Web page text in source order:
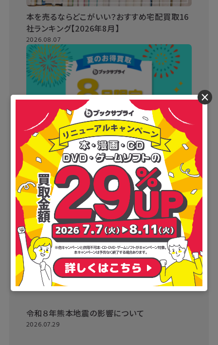
本を売るならどこがいい？おすすめ宅配買取16
社ランキング【2026年8月】
2026.08.07
ブックサプライキャンペーンまとめ情報【2026
年最新】買取金額がさらにUPするチャンス！
2026.07.31
令和８年熊本地震の影響について
2026.07.29
×